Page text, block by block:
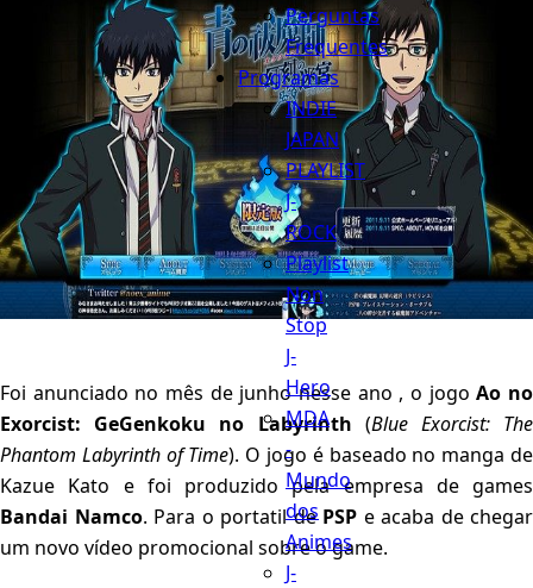
Perguntas
Frequentes
Programas
INDIE
JAPAN
PLAYLIST
J-
ROCK
Playlist
Non
Stop
J-
Hero
MDA
-
Mundo
dos
Animes
J-
Foi anunciado no mês de junho nesse ano , o jogoAo no
Exorcist: GeGenkoku no Labyrinth (Blue Exorcist: The
Phantom Labyrinth of Time). O jogo é baseado no manga de
Kazue Kato e foi produzido pela empresa de games
Bandai Namco. Para o portatil dePSP e acaba de chegar
um novo vídeo promocional sobre o game.